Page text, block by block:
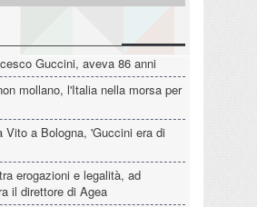
Guccini, aveva 86 anni
mollano, l'Italia nella morsa per
Vito a Bologna, 'Guccini era di
erogazioni e legalità, ad
il direttore di Agea